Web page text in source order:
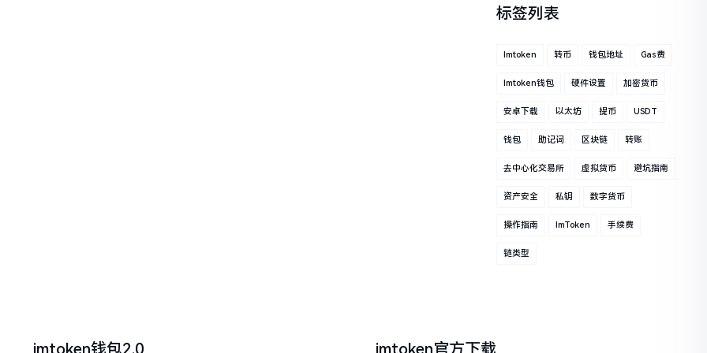
标签列表
Imtoken 转币 钱包地址 Gas费
Imtoken钱包 硬件设置 加密货币
安卓下载 以太坊 提币 USDT
钱包 助记词 区块链 转账
去中心化交易所 虚拟货币 避坑指南
资产安全 私钥 数字货币
操作指南 ImToken 手续费
链类型